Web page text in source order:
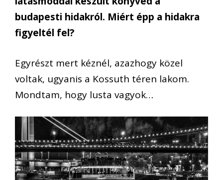
budapesti hidakról. Miért épp a hidakra
figyeltél fel?
Egyrészt mert kéznél, azazhogy közel
voltak, ugyanis a Kossuth téren lakom.
Mondtam, hogy lusta vagyok…